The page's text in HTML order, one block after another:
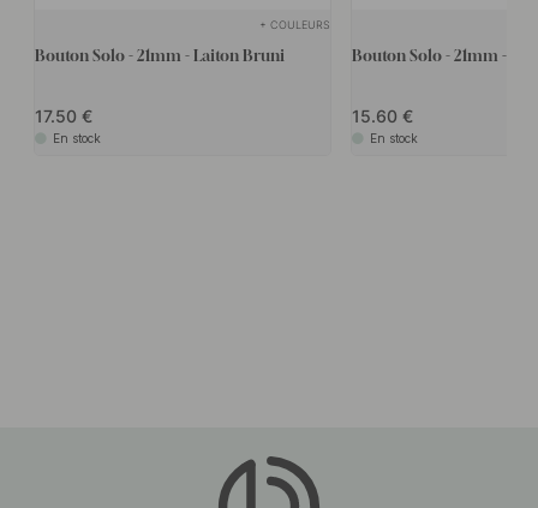
+ COULEURS
Bouton Solo - 21mm - Laiton Bruni
17.50
En stock
Bouton Solo - 21mm -
15.60
En stock